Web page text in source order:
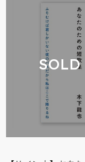
SOLD